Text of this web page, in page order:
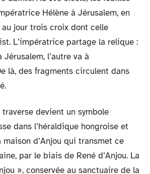
Hélène à Jérusalem, en
jour trois croix dont celle
L’impératrice partage la relique :
l’autre va à
là, des fragments circulent dans
devient un symbole
dans l’héraldique hongroise et
maison d’Anjou qui transmet ce
par le biais de René d’Anjou. La
», conservée au sanctuaire de la